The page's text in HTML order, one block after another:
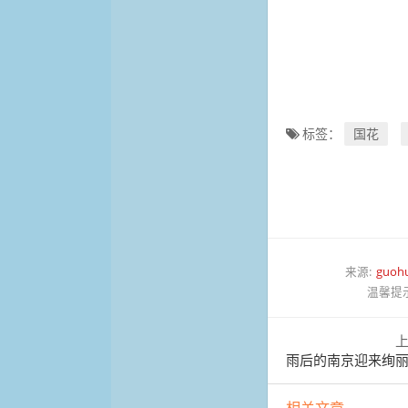
标签： 国花
来源:
温馨提
雨后的南京迎来绚丽